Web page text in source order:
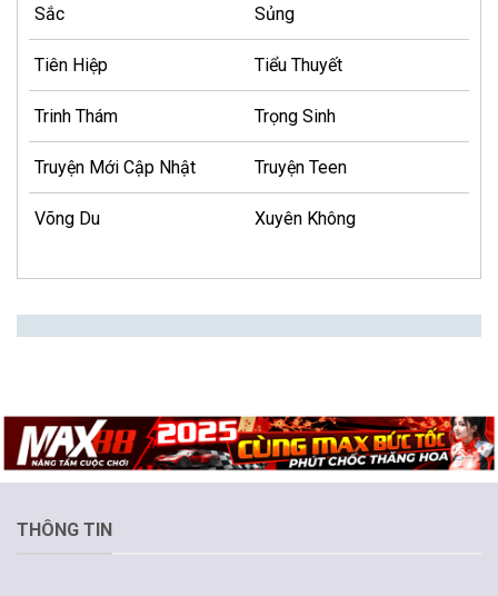
Sắc Sủng
Tiên Hiệp Tiểu Thuyết
Trinh Thám Trọng Sinh
Truyện Mới Cập Nhật Truyện Teen
Võng Du Xuyên Không
THÔNG TIN